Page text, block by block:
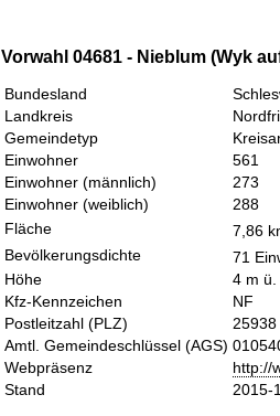
Vorwahl 04681 - Nieblum (Wyk
Bundesland
Landkreis
Gemeindetyp
Einwohner
561
Einwohner (männlich)
273
Einwohner (weiblich)
288
Fläche
7,86
Bevölkerungsdichte
71
Höhe
4 m ü.
Kfz-Kennzeichen
NF
Postleitzahl (PLZ)
25938
Amtl. Gemeindeschlüssel (AGS)
Webpräsenz
http://
Stand
2015-